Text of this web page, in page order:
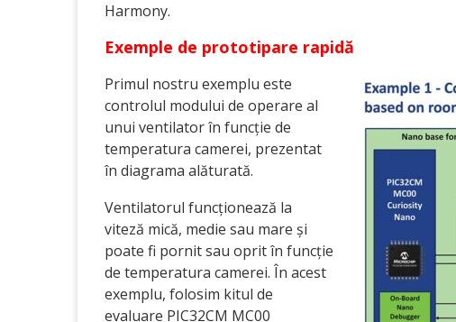
Harmony.
Exemple de prototipare rapidă
Primul nostru exemplu este
controlul modului de operare al
unui ventilator în funcție de
temperatura camerei, prezentat
în diagrama alăturată.
Ventilatorul funcționează la
viteză mică, medie sau mare și
poate fi pornit sau oprit în funcție
de temperatura camerei. În acest
exemplu, folosim kitul de
evaluare PIC32CM MC00